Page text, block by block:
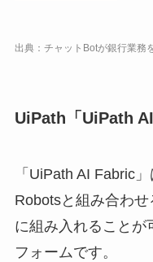
出典：チャットBotが銀行業務
UiPath「UiPath
「UiPath AI Fabric
Robotsと組み合わ
に組み入れることが
フォームです。